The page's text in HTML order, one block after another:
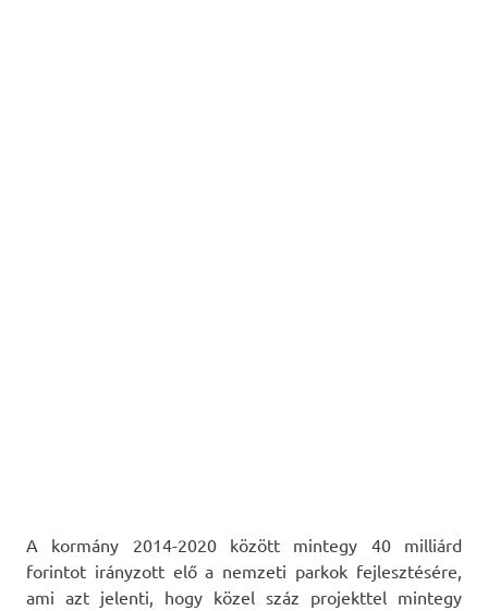
A kormány 2014-2020 között mintegy 40 milliárd
forintot irányzott elő a nemzeti parkok fejlesztésére,
ami azt jelenti, hogy közel száz projekttel mintegy